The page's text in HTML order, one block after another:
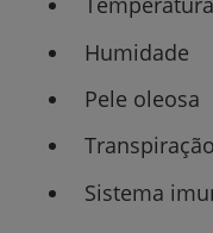
Humidade
Pele oleosa
Sistema